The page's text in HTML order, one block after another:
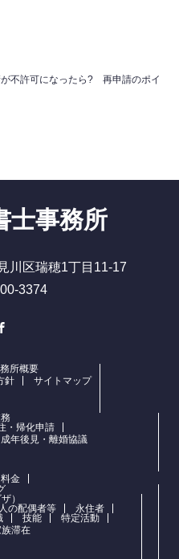
不許可になったら? 再申請のポイ
士事務所
川区瑞穂1丁目11-17
3374
所概要
針
サイトマップ
・帰化申請
年後見・離婚協議
金
）
の配偶者等
永住者
技能
特定活動
滞在